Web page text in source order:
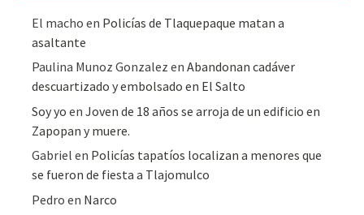
El macho en Policías de Tlaquepaque matan a
asaltante
Paulina Munoz Gonzalez enAbandonan cadáver
descuartizado y embolsado en El Salto
Soy yo enJoven de 18 años se arroja de un edificio en
Zapopan y muere.
Gabriel en Policías tapatíos localizan a menores que
se fueron de fiesta a Tlajomulco
Pedro en Narco